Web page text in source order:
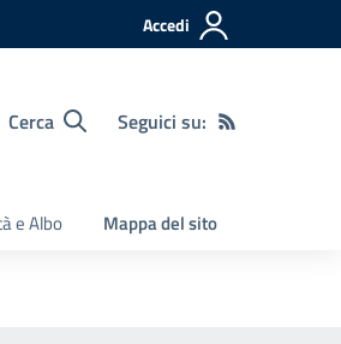
Accedi
Cerca Seguici su:
e Albo Mappa del sito